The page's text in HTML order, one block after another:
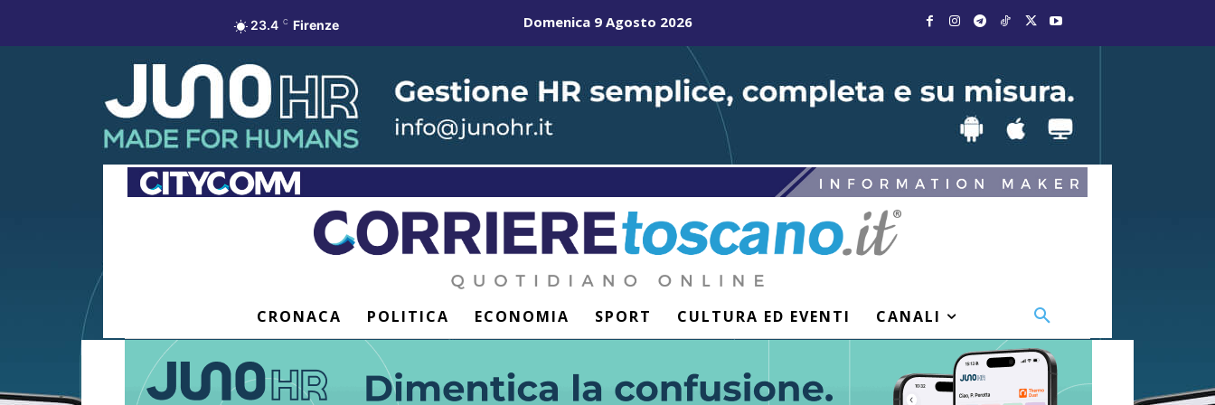
23.4 C Firenze Domenica 9 Agosto 2026
CRONACA POLITICA ECONOMIA SPORT CULTURA ED EVENTI CANALI